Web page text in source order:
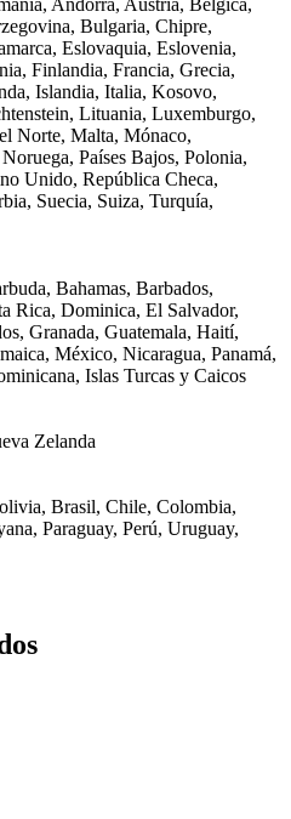
Andorra, Austria, Bélgica,
Bulgaria, Chipre,
Eslovaquia, Eslovenia,
Finlandia, Francia, Grecia,
Islandia, Italia, Kosovo,
Lituania, Luxemburgo,
Norte, Malta, Mónaco,
Países Bajos, Polonia,
Unido, República Checa,
Suecia, Suiza, Turquía,
Bahamas, Barbados,
Rica, Dominica, El Salvador,
Granada, Guatemala, Haití,
México, Nicaragua, Panamá,
Islas Turcas y Caicos
Zelanda
Brasil, Chile, Colombia,
Paraguay, Perú, Uruguay,